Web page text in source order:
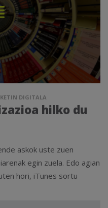
DIGITALA
hilko du
askok uste zuen
egin zuela. Edo agian
hori, iTunes sortu